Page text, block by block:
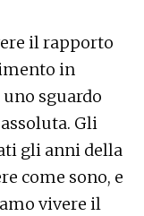
il rapporto
in
sguardo
Gli
gli anni della
come sono, e
vivere il